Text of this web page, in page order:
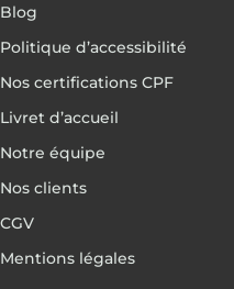
Blog
Politique d’accessibilité
Nos certifications CPF
Livret d’accueil
Notre équipe
Nos clients
CGV
Mentions légales